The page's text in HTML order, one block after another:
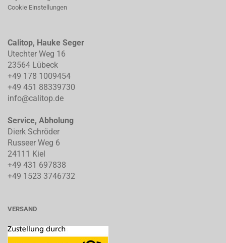
Cookie Einstellungen
Calitop, Hauke Seger
Utechter Weg 16
23564 Lübeck
+49 178 1009454
+49 451 88339730
info@calitop.de
Service, Abholung
Dierk Schröder
Russeer Weg 6
24111 Kiel
+49 431 697838
+49 1523 3746732
VERSAND